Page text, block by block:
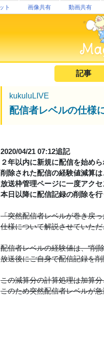
ト 画像共有 動画共有
記事
kukuluLIVE
配信者レベルの仕様
2020/04/21 07:12追記
２年以内に新規に配信を始め
削除された配信の経験値減算
放送枠管理ページに一度アク
本日以降に配信記録の削除を
「突然配信者レベルが巻き戻
仕様について解説させていた
配信者レベルの経験値は、“削
放送後にご自身で配信記録を
この減算分の計算処理は加算
このため突然配信者レベルが